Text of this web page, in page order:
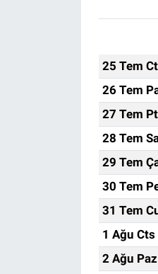
25 Tem
26 Tem
27 Tem
28 Tem
29 Tem
30 Tem
31 Tem
1 Ağu Cts
2 Ağu Paz